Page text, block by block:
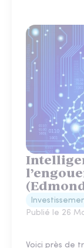
Publié le 26
Voici près de